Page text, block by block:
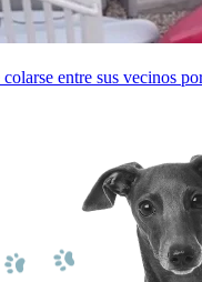
entre sus vecinos